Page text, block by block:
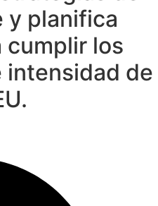
y planifica
cumplir los
intensidad de